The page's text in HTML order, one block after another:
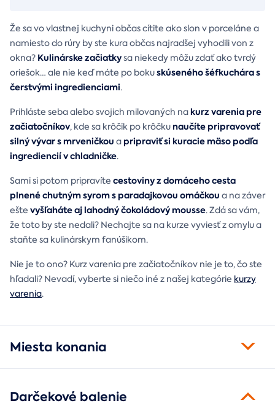
Že sa vo vlastnej kuchyni občas cítite ako slon v porceláne a
namiesto do rúry by ste kura občas najradšej vyhodili von z
okna? Kulinárske začiatkysa niekedy môžu zdať ako tvrdý
oriešok… ale nie keď máte po bokuskúseného šéfkuchára s
čerstvými ingredienciami.
Prihláste seba alebo svojich milovaných nakurz varenia pre
začiatočníkov, kde sa krôčik po krôčkunaučíte pripravovať
silný vývar s mrveničkou apripraviť si kuracie mäso podľa
ingrediencií v chladničke.
Sami si potom pripravíte cestoviny z domáceho cesta
plnené chutným syrom s paradajkovou omáčkou a na záver
ešte vyšľaháte aj lahodný čokoládový mousse. Zdá sa vám,
že toto by ste nedali? Nechajte sa na kurze vyviesť z omylu a
staňte sa kulinárskym fanúšikom.
Nie je to ono? Kurz varenia pre začiatočníkov nie je to, čo ste
hľadali? Nevadí, vyberte si niečo iné z našej kategórie kurzy
varenia.
Miesta konania
Darčekové balenie